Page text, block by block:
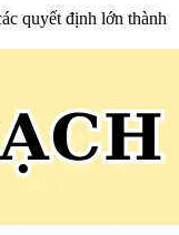
quyết định lớn thành